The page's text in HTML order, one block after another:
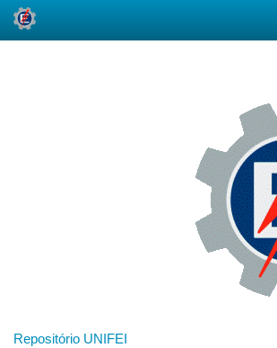
Repositório UNIFEI